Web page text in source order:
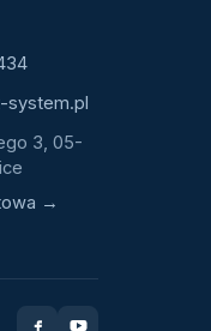
system.pl
3, 05-
→